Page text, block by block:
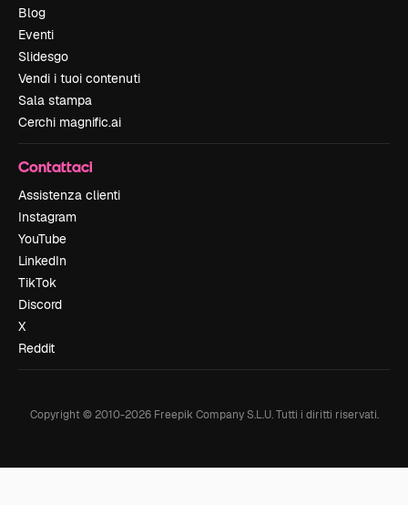
Blog
Eventi
Slidesgo
Vendi i tuoi contenuti
Sala stampa
Cerchi magnific.ai
Contattaci
Assistenza clienti
Instagram
YouTube
LinkedIn
TikTok
Discord
X
Reddit
Copyright © 2010-2026Freepik Company S.L.U. Tutti i diritti riservati.